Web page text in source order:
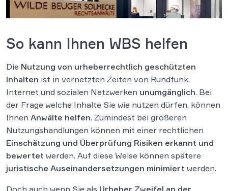
So kann Ihnen WBS helfen
Die Nutzung von urheberrechtlich geschützten
Inhalten ist in vernetzten Zeiten von Rundfunk,
Internet und sozialen Netzwerken unumgänglich. Bei
der Frage welche Inhalte Sie wie nutzen dürfen, können
Ihnen Anwälte helfen. Zumindest bei größeren
Nutzungshandlungen können mit einer rechtlichen
Einschätzung und Überprüfung Risiken erkannt und
bewertet werden. Auf diese Weise können spätere
juristische Auseinandersetzungen minimiert werden.